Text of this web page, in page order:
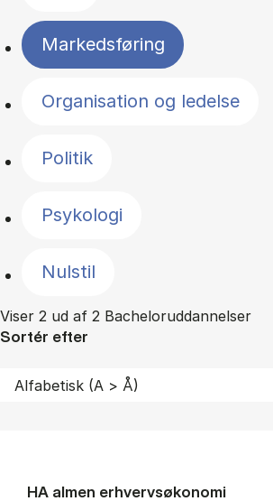
Markedsføring
Organisation og ledelse
Politik
Psykologi
Nulstil
Viser 2 ud af 2 Bacheloruddannelser
Sortér efter
HA al­men erhvervs­økonomi